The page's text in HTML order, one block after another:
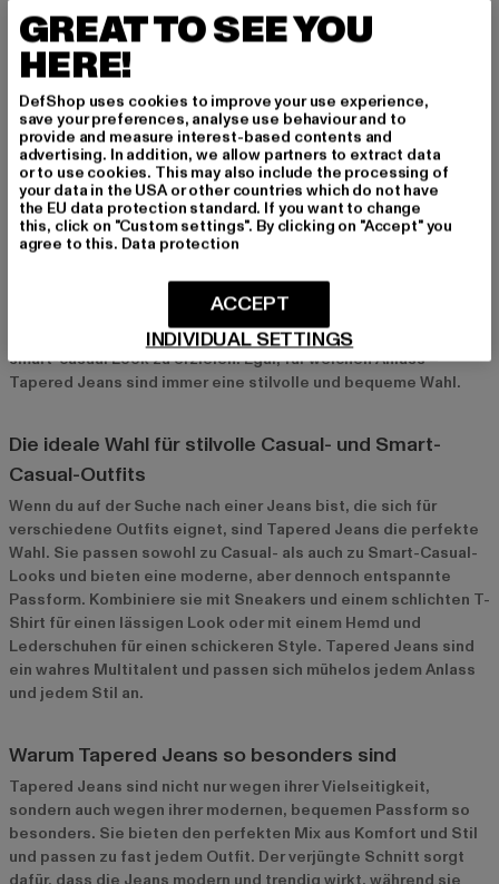
besonders bei jungen Männern, die einen coolen, urbanen Look
bevorzugen.
Tapered Jeans für verschiedene Anlässe
Perfekt für den Alltag, das Büro oder besondere
Anlässe
Tapered Jeans sind unglaublich vielseitig und eignen sich für
zahlreiche Anlässe. Im Alltag lassen sie sich problemlos mit
einem T-Shirt oder Hoodie kombinieren und bieten maximalen
Pullover dazu tragen, um einen eleganteren Look zu kreieren.
Auch bei besonderen Anlässen kannst du Tapered Jeans mit
einem Blazer und schicken Schuhen kombinieren, um einen
smart-casual Look zu erzielen. Egal, für welchen Anlass –
Tapered Jeans sind immer eine stilvolle und bequeme Wahl.
Die ideale Wahl für stilvolle Casual- und Smart-
Casual-Outfits
Wenn du auf der Suche nach einer Jeans bist, die sich für
verschiedene Outfits eignet, sind Tapered Jeans die perfekte
Wahl. Sie passen sowohl zu Casual- als auch zu Smart-Casual-
Looks und bieten eine moderne, aber dennoch entspannte
Passform. Kombiniere sie mit Sneakers und einem schlichten T-
Shirt für einen lässigen Look oder mit einem Hemd und
Lederschuhen für einen schickeren Style. Tapered Jeans sind
ein wahres Multitalent und passen sich mühelos jedem Anlass
und jedem Stil an.
Warum Tapered Jeans so besonders sind
Tapered Jeans sind nicht nur wegen ihrer Vielseitigkeit,
sondern auch wegen ihrer modernen, bequemen Passform so
besonders. Sie bieten den perfekten Mix aus Komfort und Stil
und passen zu fast jedem Outfit. Der verjüngte Schnitt sorgt
GREAT TO SEE YOU
HERE!
DefShop uses cookies to improve your use experience,
save your preferences, analyse use behaviour and to
provide and measure interest-based contents and
advertising. In addition, we allow partners to extract data
or to use cookies. This may also include the processing of
your data in the USA or other countries which do not have
the EU data protection standard. If you want to change
this, click on "Custom settings". By clicking on "Accept" you
agree to this. Data protection
INDIVIDUAL SETTINGS
ACCEPT